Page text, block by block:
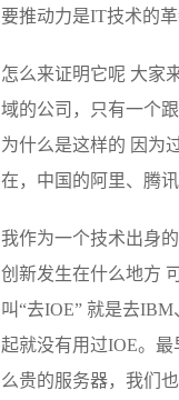
要推动力是IT技术的革
怎么来证明它呢 大家
域的公司，只有一个
为什么是这样的 因为
在，中国的阿里、腾
我作为一个技术出身
创新发生在什么地方
叫“去IOE” 就是去
起就没有用过IOE。
么贵的服务器，我们